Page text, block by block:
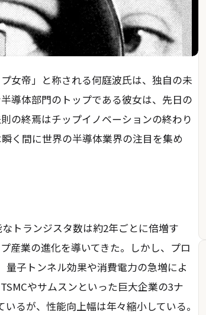
女帝」と称される何庭波氏は、独自の未
導体部門のトップである彼女は、先日の
の終焉はチップイノベーションの終わり
く間に世界の半導体業界の注目を集め
トランジスタ数は約2年ごとに倍増す
産業の進化を導いてきた。しかし、プロ
子トンネル効果や消費電力の急増によ
やサムスンといった巨大企業の3ナ
るが、性能向上幅は年々縮小している。